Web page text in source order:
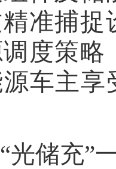
准捕捉
度策略
车主享
光储充”